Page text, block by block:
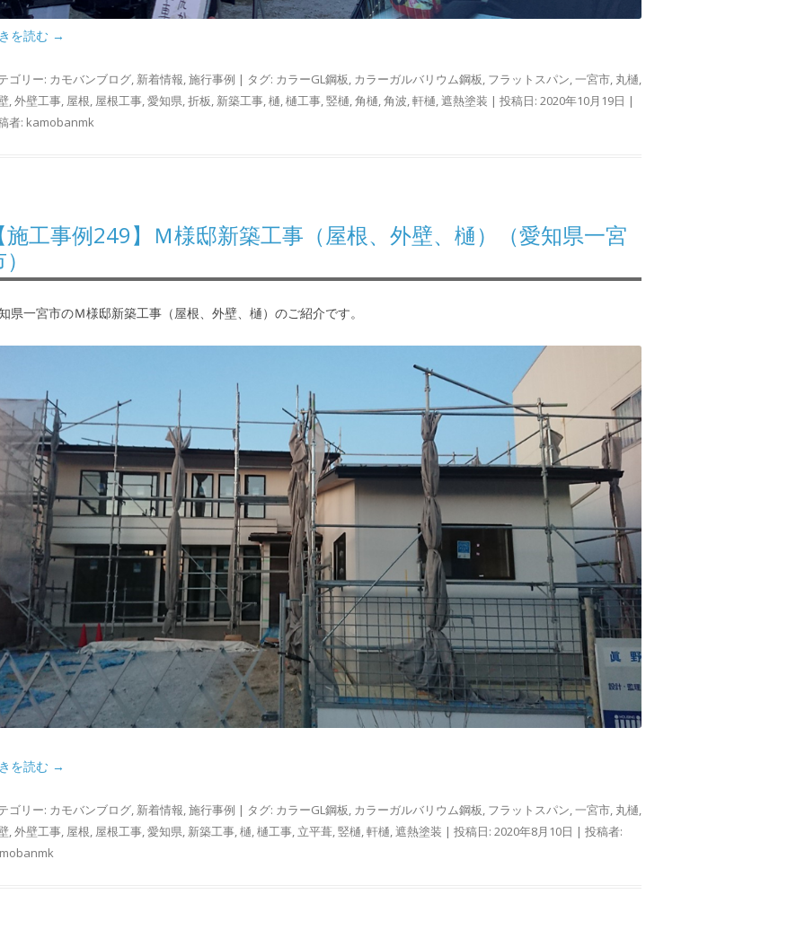
を読む →
ゴリー: カモバンブログ, 新着情報,施行事例 | タグ: カラーGL鋼板, カラーガルバリウム鋼板, フラットスパン,一宮市, 丸樋,
,外壁工事, 屋根, 屋根工事,愛知県,折板, 新築工事,樋,樋工事,竪樋,角樋,角波,軒樋,遮熱塗装 | 投稿日: 2020年10月19日 |
者: kamobanmk
施工事例249】Ｍ様邸新築工事（屋根、外壁、樋）（愛知県一宮
県一宮市のＭ様邸新築工事（屋根、外壁、樋）のご紹介です。
を読む →
ゴリー: カモバンブログ, 新着情報,施行事例 | タグ: カラーGL鋼板, カラーガルバリウム鋼板, フラットスパン,一宮市, 丸樋,
,外壁工事, 屋根, 屋根工事,愛知県, 新築工事,樋,樋工事, 立平葺,竪樋,軒樋,遮熱塗装 | 投稿日: 2020年8月10日 | 投稿者: